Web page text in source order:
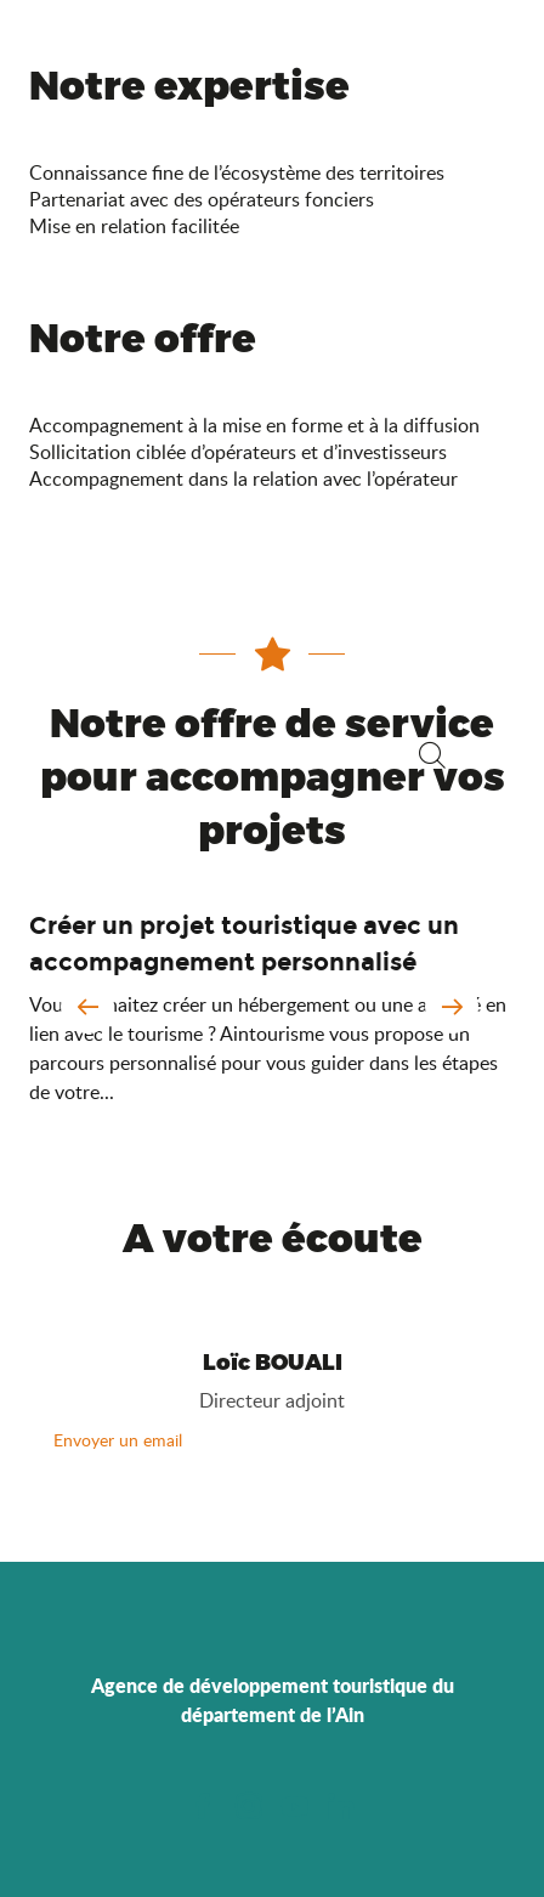
Recherche
Notre expertise
Connaissance fine de l’écosystème des territoires
Partenariat avec des opérateurs fonciers
Mise en relation facilitée
Notre offre
Accompagnement à la mise en forme et à la diffusion
Sollicitation ciblée d’opérateurs et d’investisseurs
Accompagnement dans la relation avec l’opérateur
Notre offre de service
pour accompagner vos
projets
Créer un projet touristique avec un
accompagnement personnalisé
Vous souhaitez créer un hébergement ou une activité en
lien avec le tourisme ? Aintourisme vous propose un
parcours personnalisé pour vous guider dans les étapes
de votre...
A votre écoute
Loïc BOUALI
Directeur adjoint
Envoyer un email
Agence de développement touristique du
département de l’Ain